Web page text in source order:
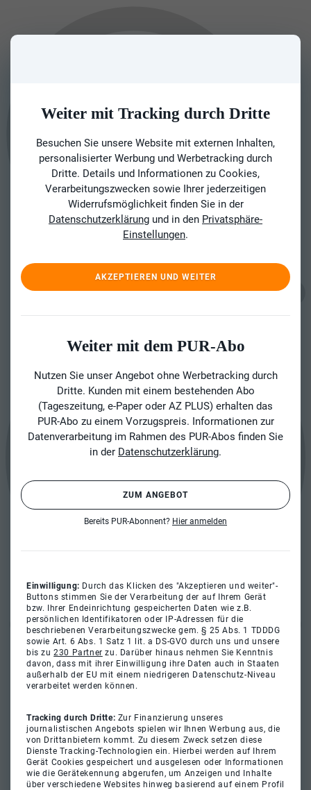
Weiter mit Tracking durch Dritte
Besuchen Sie unsere Website mit externen Inhalten,
personalisierter Werbung und Werbetracking durch
Dritte. Details und Informationen zu Cookies,
Verarbeitungszwecken sowie Ihrer jederzeitigen
Widerrufsmöglichkeit finden Sie in der
Datenschutzerklärung und in den Privatsphäre-
Einstellungen.
AKZEPTIEREN UND WEITER
Weiter mit dem PUR-Abo
Nutzen Sie unser Angebot ohne Werbetracking durch
Dritte. Kunden mit einem bestehenden Abo
(Tageszeitung, e-Paper oder AZ PLUS) erhalten das
PUR-Abo zu einem Vorzugspreis. Informationen zur
Datenverarbeitung im Rahmen des PUR-Abos finden Sie
in der Datenschutzerklärung.
ZUM ANGEBOT
Bereits PUR-Abonnent? Hier anmelden
Einwilligung: Durch das Klicken des "Akzeptieren und weiter"-
Buttons stimmen Sie der Verarbeitung der auf Ihrem Gerät
bzw. Ihrer Endeinrichtung gespeicherten Daten wie z.B.
persönlichen Identifikatoren oder IP-Adressen für die
beschriebenen Verarbeitungszwecke gem. § 25 Abs. 1 TDDDG
sowie Art. 6 Abs. 1 Satz 1 lit. a DS-GVO durch uns und unsere
bis zu230 Partner zu. Darüber hinaus nehmen Sie Kenntnis
davon, dass mit ihrer Einwilligung ihre Daten auch in Staaten
außerhalb der EU mit einem niedrigeren Datenschutz-Niveau
verarbeitet werden können.
Tracking durch Dritte: Zur Finanzierung unseres
journalistischen Angebots spielen wir Ihnen Werbung aus, die
von Drittanbietern kommt. Zu diesem Zweck setzen diese
Dienste Tracking-Technologien ein. Hierbei werden auf Ihrem
Gerät Cookies gespeichert und ausgelesen oder Informationen
wie die Gerätekennung abgerufen, um Anzeigen und Inhalte
über verschiedene Websites hinweg basierend auf einem Profil